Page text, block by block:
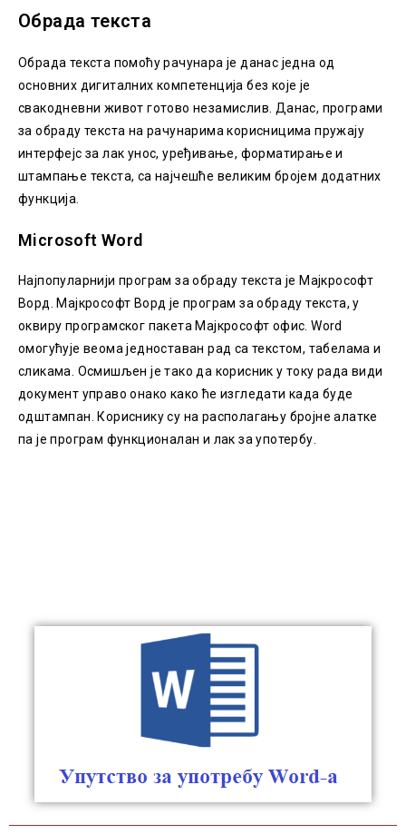
Обрада текста
Oбрада текста помоћу рачунара је данас једна од
основних дигиталних компетенција без које је
свакодневни живот готово незамислив. Данас, програми
за обраду текста на рачунарима корисницима пружају
интерфејс за лак унос, уређивање, форматирање и
штампање текста, са најчешће великим бројем додатних
функција.
Microsoft Word
Најпопуларнији програм за обраду текста је Мајкрософт
Ворд. Мајкрософт Ворд је програм за обраду текста, у
оквиру програмског пакета Мајкрософт офис. Word
омогућује веома једноставан рад са текстом, табелама и
сликама. Осмишљен је тако да корисник у току рада види
документ управо онако како ће изгледати када буде
одштампан. Кориснику су на располагању бројне алатке
па је програм функционалан и лак за употербу.